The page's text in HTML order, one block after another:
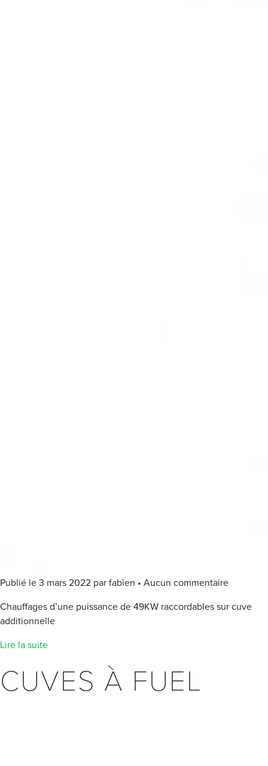
Publié le 3 mars 2022 par fabien • Aucun commentaire
Chauffages d’une puissance de 49KW raccordables sur cuve
additionnelle
Lire la suite
CUVES À FUEL